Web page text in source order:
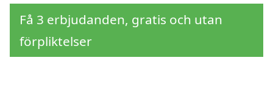
Få 3 erbjudanden, gratis och utan
förpliktelser